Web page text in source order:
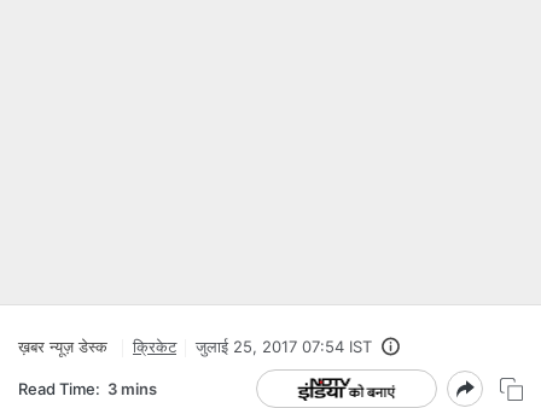
ख़बर न्यूज़ डेस्क क्रिकेट जुलाई 25, 2017 07:54 IST
Read Time: 3 mins